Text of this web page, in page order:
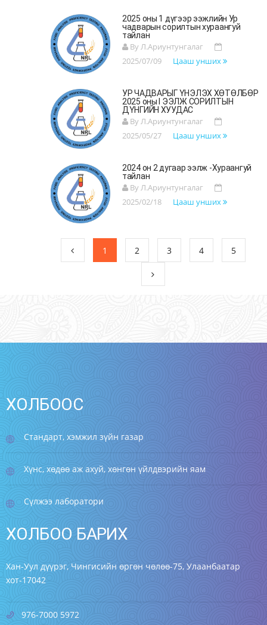
2025 оны 1 дүгээр ээжлийн Ур
чадварын сорилтын хураангуй
тайлан
By Л.Ариунтунгалаг
2025/07/09
Цааш унших
УР ЧАДВАРЫГ ҮНЭЛЭХ ХӨТӨЛБӨР
2025 оны I ЭЭЛЖ СОРИЛТЫН
ДҮНГИЙН ХУУДАС
By Л.Ариунтунгалаг
2025/05/27
Цааш унших
2024 он 2 дугаар ээлж -Хураангуй
тайлан
By Л.Ариунтунгалаг
2025/02/18
Цааш унших
1 2 3 4 5
ХОЛБООС
Стандарт, хэмжил зүйн газар
Хүнс, хөдөө аж ахуй, хөнгөн үйлдвэрийн яам
Сүлжээ лаборатори
ХОЛБОО БАРИХ
Хан-Уул дүүрэг, Чингисийн өргөн чөлөө-75, Улаанбаатар
хот-17042
976-7000 5972